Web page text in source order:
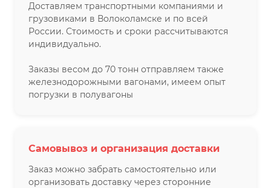
Доставляем транспортными компаниями и
грузовиками в Волоколамске и по всей
России. Стоимость и сроки рассчитываются
индивидуально.
Заказы весом до 70 тонн отправляем также
железнодорожными вагонами, имеем опыт
погрузки в полувагоны
Самовывоз и организация доставки
Заказ можно забрать самостоятельно или
организовать доставку через сторонние